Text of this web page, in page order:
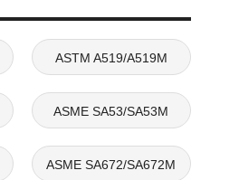
ASTM A519/A519M
ASME SA53/SA53M
ASME SA672/SA672M